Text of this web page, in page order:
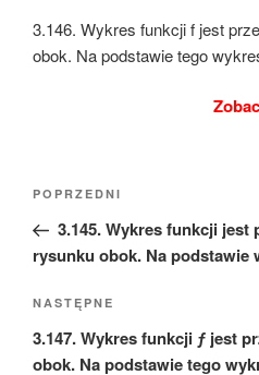
3.146. Wykres funkcji f jest
obok. Na podstawie tego
Nawigacja
Poprzedni
wpis
POPRZEDNI
3.145. Wykres funkcji jest
rysunku obok. Na podstawie
Następny
wpis
NASTĘPNE
3.147. Wykres funkcji ƒ jest
obok. Na podstawie tego